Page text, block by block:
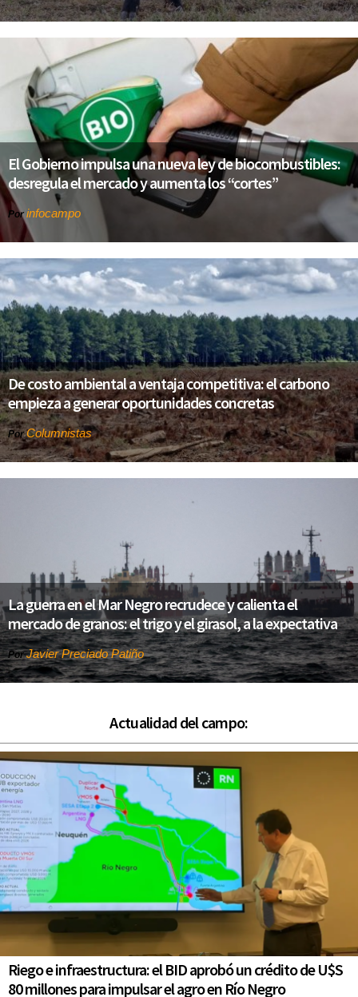
El Gobierno impulsa una nueva ley de biocombustibles:
desregula el mercado y aumenta los “cortes”
Porinfocampo
De costo ambiental a ventaja competitiva: el carbono
empieza a generar oportunidades concretas
PorColumnistas
La guerra en el Mar Negro recrudece y calienta el
mercado de granos: el trigo y el girasol, a la expectativa
PorJavier Preciado Patiño
Actualidad del campo:
Riego e infraestructura: el BID aprobó un crédito de U$S
80 millones para impulsar el agro en Río Negro